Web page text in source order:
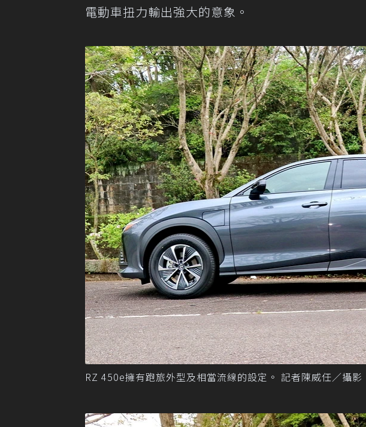
電動車扭力輸出強大的意象。
RZ 450e擁有跑旅外型及相當流線的設定。 記者陳威任／攝影